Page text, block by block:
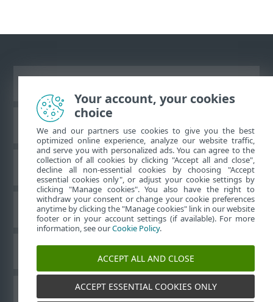
ESET teadmistebaas
ESET-i foorum
Piirkondlik tugi
Muud ESET-i tooted
Your account, your cookies
choice
We and our partners use cookies to give you the best
optimized online experience, analyze our website traffic,
and serve you with personalized ads. You can agree to the
collection of all cookies by clicking "Accept all and close",
decline all non-essential cookies by choosing "Accept
essential cookies only", or adjust your cookie settings by
clicking "Manage cookies". You also have the right to
withdraw your consent or change your cookie preferences
anytime by clicking the "Manage cookies" link in our website
footer or in your account settings (if available). For more
information, see ourCookie Policy.
ACCEPT ALL AND CLOSE
ACCEPT ESSENTIAL COOKIES ONLY